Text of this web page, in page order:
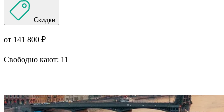
Скидки
от 141 800 ₽
Свободно кают: 11